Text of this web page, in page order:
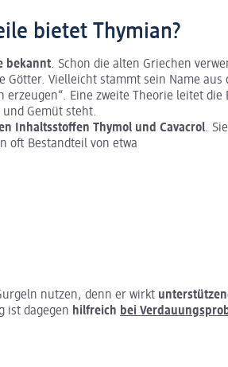
bietet Thymian?
bekannt. Schon die alten Griechen
Götter. Vielleicht stammt sein Name aus
erzeugen“. Eine zweite Theorie leitet die
Gemüt steht.
Inhaltsstoffen Thymol und Cavacrol.
oft Bestandteil von etwa
nutzen, denn er wirkt
ist dagegen hilfreich bei